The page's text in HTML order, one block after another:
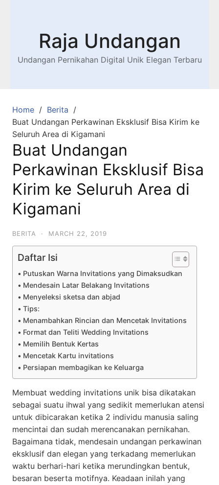
Raja Undangan
Undangan Pernikahan Digital Unik Elegan Terbaru
Home
Berita
Buat Undangan Perkawinan Eksklusif Bisa Kirim ke
Seluruh Area di Kigamani
Buat Undangan
Perkawinan Eksklusif Bisa
Kirim ke Seluruh Area di
Kigamani
BERITA · MARCH 22, 2019
Daftar Isi
Putuskan Warna Invitations yang Dimaksudkan
Mendesain Latar Belakang Invitations
Menyeleksi sketsa dan abjad
Tips:
Menambahkan Rincian dan Mencetak Invitations
Format dan Teliti Wedding Invitations
Memilih Bentuk Kertas
Mencetak Kartu invitations
Persiapan membagikan ke Keluarga
Membuat wedding invitations unik bisa dikatakan
sebagai suatu ihwal yang sedikit memerlukan atensi
untuk dibicarakan ketika 2 individu manusia saling
mencintai dan sudah merencanakan pernikahan.
Bagaimana tidak, mendesain undangan perkawinan
eksklusif dan elegan yang terkadang memerlukan
waktu berhari-hari ketika merundingkan bentuk,
besaran beserta motifnya. Keadaan inilah yang